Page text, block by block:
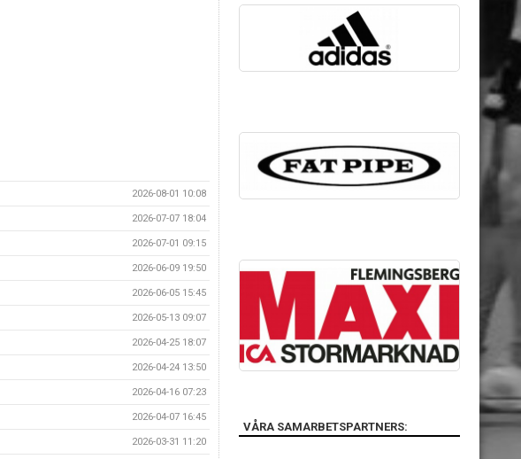
2026-08-01 10:08
2026-07-07 18:04
2026-07-01 09:15
2026-06-09 19:50
2026-06-05 15:45
2026-05-13 09:07
2026-04-25 18:07
2026-04-24 13:50
2026-04-16 07:23
2026-04-07 16:45
2026-03-31 11:20
VÅRA SAMARBETSPARTNERS: